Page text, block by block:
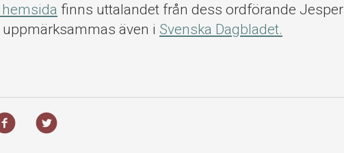
hemsida finns uttalandet från dess ordförande Jesper
även i Svenska Dagbladet.